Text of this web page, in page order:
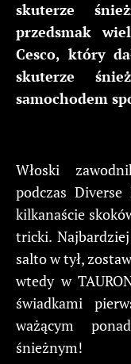
skuterze
przedsmak
Cesco, który
skuterze
samochodem
Włoski
podczas
kilkanaście
tricki.
salto w tył,
wtedy w
świadkami
ważącym
śnieżnym!